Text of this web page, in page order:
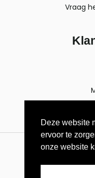
Vraag
Copyright ©
Deze website
ervoor te
onze website